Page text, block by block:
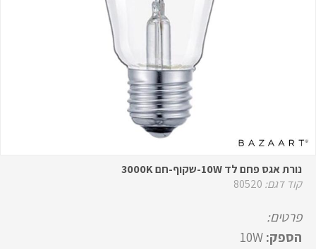
נורת אגס פחם לד 10W-שקוף-חם 3000K
קוד דגם: 80520
פרטים:
הספק:10W